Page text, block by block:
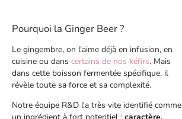
Pourquoi la Ginger Beer ?
Le gingembre, on l'aime déjà en infusion, en
cuisine ou dans certains de nos kéfirs. Mais
dans cette boisson fermentée spécifique, il
révèle toute sa force et sa complexité.
Notre équipe R&D l'a très vite identifié comme